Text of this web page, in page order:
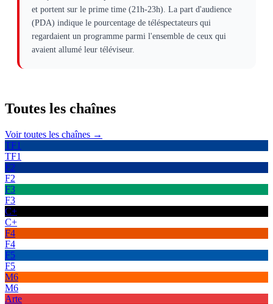
et portent sur le prime time (21h-23h). La part d'audience
(PDA) indique le pourcentage de téléspectateurs qui
regardaient un programme parmi l'ensemble de ceux qui
avaient allumé leur téléviseur.
Toutes les chaînes
Voir toutes les chaînes →
TF1
TF1
F2
F2
F3
F3
C+
C+
F4
F4
F5
F5
M6
M6
Arte